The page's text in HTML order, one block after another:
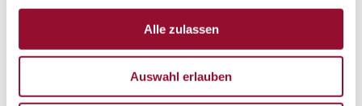
Alle zulassen
Auswahl erlauben
Ausschreibungstexte